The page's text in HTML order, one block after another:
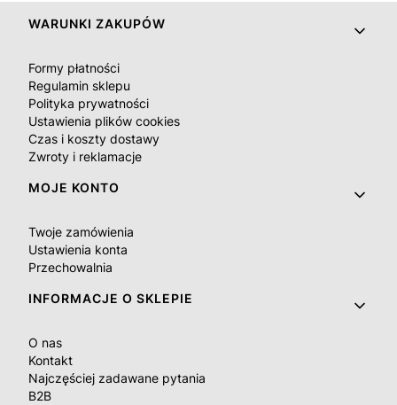
Linki w stopce
WARUNKI ZAKUPÓW
Formy płatności
Regulamin sklepu
Polityka prywatności
Ustawienia plików cookies
Czas i koszty dostawy
Zwroty i reklamacje
MOJE KONTO
Twoje zamówienia
Ustawienia konta
Przechowalnia
INFORMACJE O SKLEPIE
O nas
Kontakt
Najczęściej zadawane pytania
B2B